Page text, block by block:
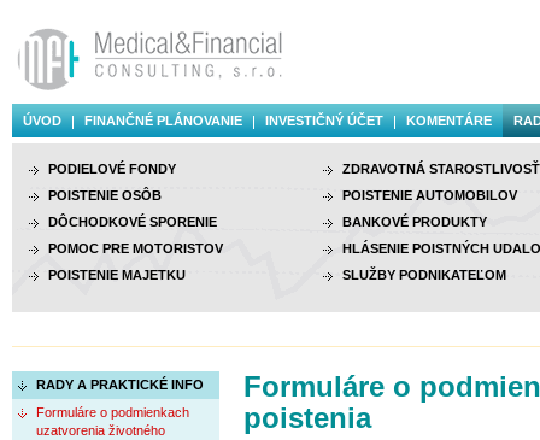
ÚVOD FINANČNÉ PLÁNOVANIE INVESTIČNÝ ÚČET KOMENTÁRE
PODIELOVÉ FONDY
POISTENIE OSÔB
DÔCHODKOVÉ SPORENIE
POMOC PRE MOTORISTOV
POISTENIE MAJETKU
ZDRAVOTNÁ STAROSTLIVOSŤ
POISTENIE AUTOMOBILOV
BANKOVÉ PRODUKTY
HLÁSENIE POISTNÝCH
SLUŽBY PODNIKATEĽOM
RADY A PRAKTICKÉ INFO
Formuláre o podmienkach
uzatvorenia životného
Formuláre o
poistenia